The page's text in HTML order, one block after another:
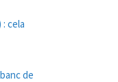
cela
de